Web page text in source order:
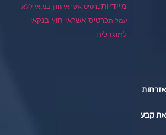
מיידיותכרטיס אשראי חוץ בנקאי ללא
עמלותכרטיס אשראי חוץ בנקאי
למוגבלים
קבע